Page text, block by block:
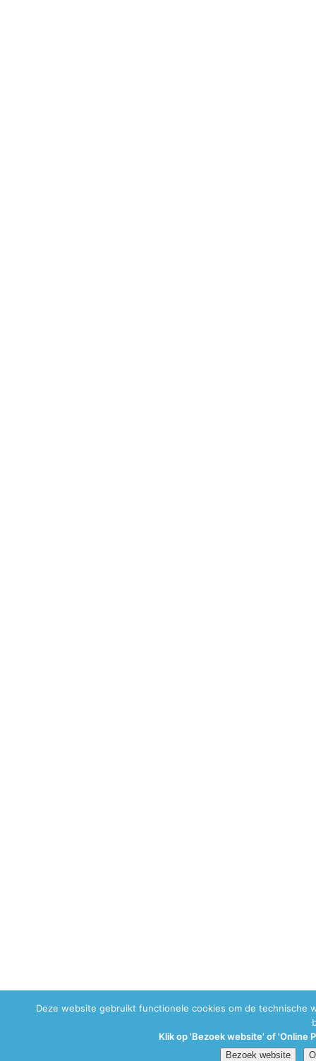
Deze website gebruikt functionele cookies om de technische
Klik op 'Bezoek website' of 'Online
Bezoek website